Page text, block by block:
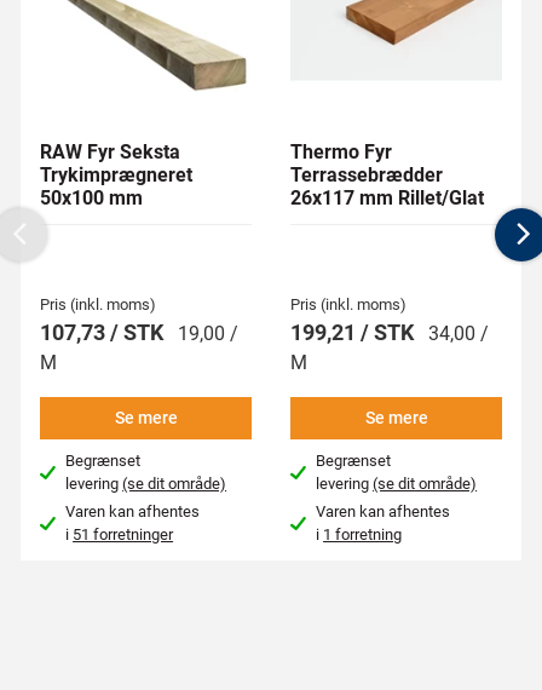
RAW Fyr Seksta
Trykimprægneret
50x100 mm
Pris (inkl. moms)
107,73 / STK
19,00 /
M
Se mere
Begrænset
levering(se dit område)
Varen kan afhentes
i 51 forretninger
Thermo Fyr
Terrassebrædder
26x117 mm Rillet/Glat
Pris (inkl. moms)
199,21 / STK 34,00 /
M
Se mere
Begrænset
levering(se dit område)
Varen kan afhentes
i 1 forretning
Previous